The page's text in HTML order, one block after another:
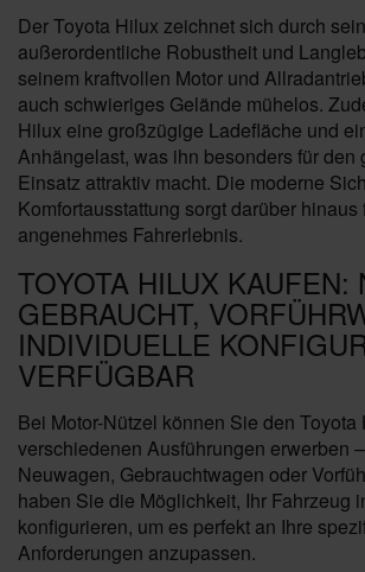
Der Toyota Hilux zeichnet sich durch
außerordentliche Robustheit und
seinem kraftvollen Motor und
auch schwieriges Gelände mühelos.
Hilux eine großzügige Ladefläche und
Anhängelast, was ihn besonders für den
Einsatz attraktiv macht. Die moderne
Komfortausstattung sorgt darüber hinaus
angenehmes Fahrerlebnis.
TOYOTA HILUX KAUFEN:
GEBRAUCHT,
INDIVIDUELLE
VERFÜGBAR
Bei Motor-Nützel können Sie den Toyota
verschiedenen Ausführungen erwerben
Neuwagen, Gebrauchtwagen oder
haben Sie die Möglichkeit, Ihr Fahrzeug
konfigurieren, um es perfekt an Ihre
Anforderungen anzupassen.